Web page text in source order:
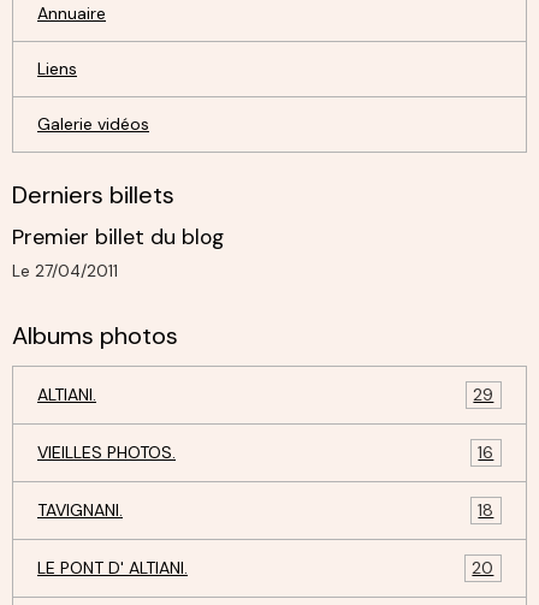
Annuaire
Liens
Galerie vidéos
Derniers billets
Premier billet du blog
Le 27/04/2011
Albums photos
ALTIANI. 29
VIEILLES PHOTOS. 16
TAVIGNANI. 18
LE PONT D' ALTIANI. 20